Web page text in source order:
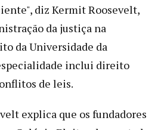
diz Kermit Roosevelt,
da justiça na
da Universidade da
inclui direito
de leis.
explica que os fundadores